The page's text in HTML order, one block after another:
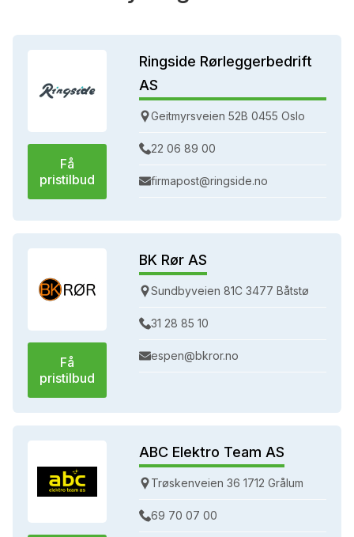
Få
pristilbud
Ringside Rørleggerbedrift
AS
Geitmyrsveien 52B 0455 Oslo
22 06 89 00
firmapost@ringside.no
Få
pristilbud
BK Rør AS
Sundbyveien 81C 3477 Båtstø
31 28 85 10
espen@bkror.no
ABC Elektro Team AS
Trøskenveien 36 1712 Grålum
69 70 07 00